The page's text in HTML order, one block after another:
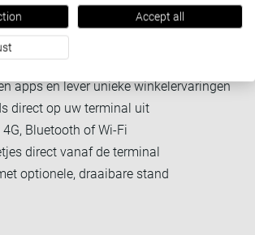
betaalmethoden – kaarten, wallets en
apps en lever unieke winkelervaringen
direct op uw terminal uit
Bluetooth of Wi-Fi
direct vanaf de terminal
optionele, draaibare stand
Accept all